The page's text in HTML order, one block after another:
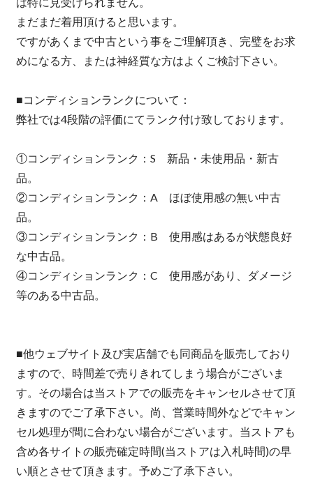
まだまだ着用頂けると思います。
ですがあくまで中古という事をご理解頂き、完璧をお求
めになる方、または神経質な方はよくご検討下さい。
■コンディションランクについて：
弊社では4段階の評価にてランク付け致しております。
①コンディションランク：S 新品・未使用品・新古
品。
②コンディションランク：A ほぼ使用感の無い中古
品。
③コンディションランク：B 使用感はあるが状態良好
な中古品。
④コンディションランク：C 使用感があり、ダメージ
等のある中古品。
■他ウェブサイト及び実店舗でも同商品を販売しており
ますので、時間差で売りきれてしまう場合がございま
す。その場合は当ストアでの販売をキャンセルさせて頂
きますのでご了承下さい。尚、営業時間外などでキャン
セル処理が間に合わない場合がございます。当ストアも
含め各サイトの販売確定時間(当ストアは入札時間)の早
い順とさせて頂きます。予めご了承下さい。